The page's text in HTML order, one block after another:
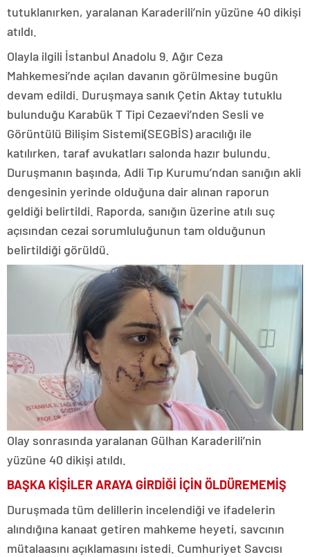
tutuklanırken, yaralanan Karaderili’nin yüzüne 40 dikişi
atıldı.
Olayla ilgili İstanbul Anadolu 9. Ağır Ceza
Mahkemesi’nde açılan davanın görülmesine bugün
devam edildi. Duruşmaya sanık Çetin Aktay tutuklu
bulunduğu Karabük T Tipi Cezaevi’nden Sesli ve
Görüntülü Bilişim Sistemi(SEGBİS) aracılığı ile
katılırken, taraf avukatları salonda hazır bulundu.
Duruşmanın başında, Adli Tıp Kurumu’ndan sanığın akli
dengesinin yerinde olduğuna dair alınan raporun
geldiği belirtildi. Raporda, sanığın üzerine atılı suç
açısından cezai sorumluluğunun tam olduğunun
belirtildiği görüldü.
Olay sonrasında yaralanan Gülhan Karaderili’nin
yüzüne 40 dikişi atıldı.
BAŞKA KİŞİLER ARAYA GİRDİĞİ İÇİN ÖLDÜREMEMİŞ
Duruşmada tüm delillerin incelendiği ve ifadelerin
alındığına kanaat getiren mahkeme heyeti, savcının
mütalaasını açıklamasını istedi. Cumhuriyet Savcısı